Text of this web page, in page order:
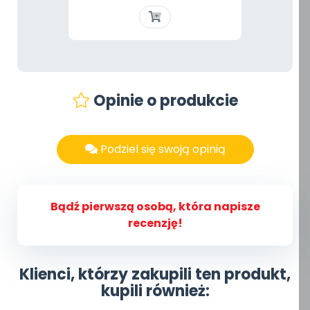
Opinie o produkcie
Podziel się swoją opinią
Bądź pierwszą osobą, która napisze
recenzję!
Klienci, którzy zakupili ten produkt,
kupili również: